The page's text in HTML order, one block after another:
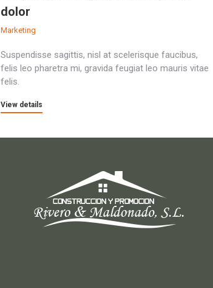
dolor
Marketing
Suspendisse sagittis, nisl at scelerisque faucibus,
felis leo pharetra mi, gravida feugiat leo mauris vitae
felis.
View details